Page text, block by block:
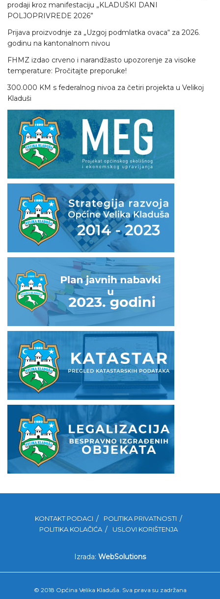
prodaji kroz manifestaciju „KLADUŠKI DANI
POLJOPRIVREDE 2026”
Prijava proizvodnje za „Uzgoj podmlatka ovaca“ za 2026.
godinu na kantonalnom nivou
FHMZ izdao crveno i narandžasto upozorenje za visoke
temperature: Pročitajte preporuke!
300.000 KM s federalnog nivoa za četiri projekta u Velikoj
Kladuši
KONTAKT PODACI
POLITIKA PRIVATNOSTI
POLITIKA KOLAČIĆA
USLOVI KORIŠTENJA
Izrada: WebSolutions
© 2018 Općina Velika Kladuša. Sva prava su zadržana